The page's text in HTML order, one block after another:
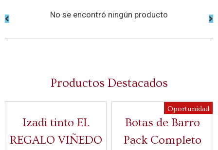
No se encontró ningún producto
Productos Destacados
Izadi tinto EL
REGALO VIÑEDO
Oportunidad
Botas de Barro
Pack Completo